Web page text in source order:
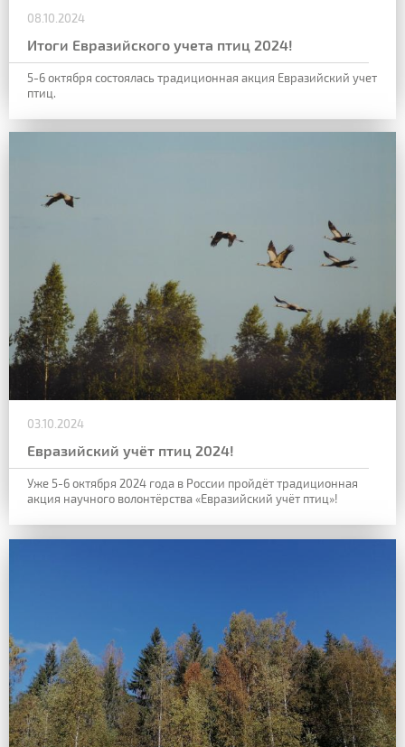
08.10.2024
Итоги Евразийского учета птиц 2024!
5-6 октября состоялась традиционная акция Евразийский учет
птиц.
03.10.2024
Евразийский учёт птиц 2024!
Уже 5-6 октября 2024 года в России пройдёт традиционная
акция научного волонтёрства «Евразийский учёт птиц»!